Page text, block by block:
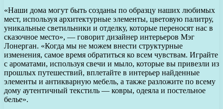
«Наши дома могут быть созданы по образцу наших любимых
мест, используя архитектурные элементы, цветовую палитру,
уникальные светильники и отделку, которые переносят нас в
сказочное место», — говорит дизайнер интерьеров Мэг
Лонерган. «Когда мы не можем внести структурные
изменения, самое время обратиться ко всем чувствам. Играйте
с ароматами, используя свечи и мыло, которые вы привезли из
прошлых путешествий, вплетайте в интерьер найденные
элементы и антикварную мебель, а также разложите по всему
дому аутентичный текстиль — ковры, одеяла и постельное
белье».